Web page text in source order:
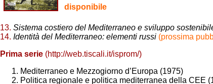
disponibile
13. Sistema costiero del Mediterraneo e sviluppo
14. Identità del Mediterraneo: elementi russi (prossima
Prima serie (http://web.tiscali.it/isprom/)
Mediterraneo e Mezzogiorno d’Europa (1975)
Politica regionale e politica mediterranea della CEE